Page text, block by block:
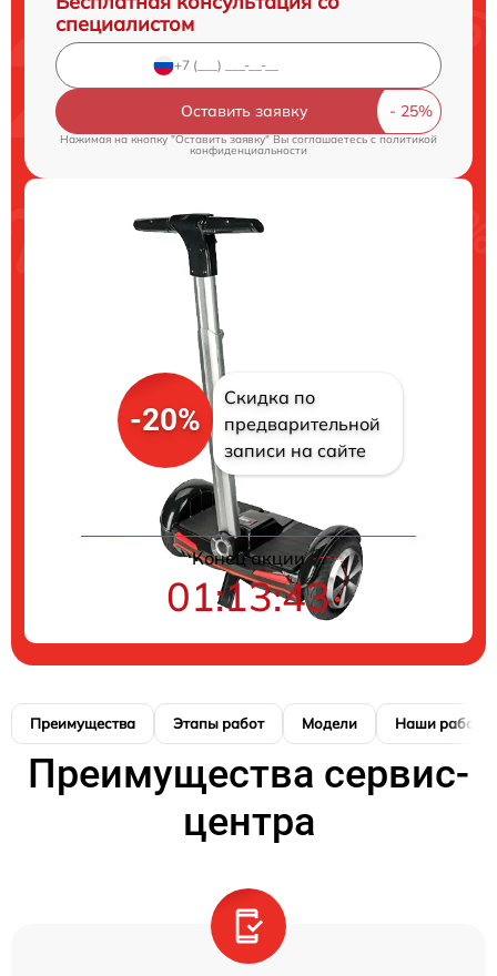
специалистом
Оставить заявку
Нажимая на кнопку "Оставить заявку" Вы соглашаетесь cполитикой
конфиденциальности
-20%
Скидка по
предварительной
записи на сайте
Конец акции
01:13:42
Преимущества Этапы работ Модели Наши работы
Преимущества сервис-
центра